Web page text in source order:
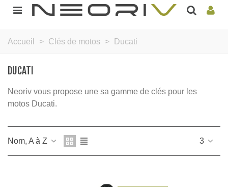
Accueil > Clés de motos > Ducati
DUCATI
Neoriv vous propose une sa gamme de clés pour les
motos Ducati.
Nom, A à Z 3